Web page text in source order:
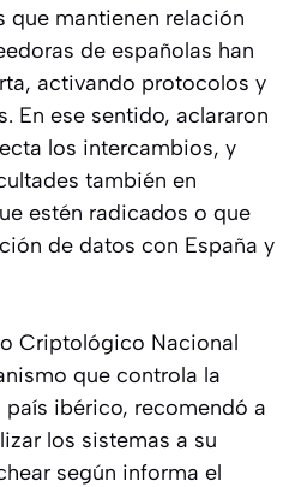
que mantienen relación
de españolas han
activando protocolos y
En ese sentido, aclararon
los intercambios, y
también en
estén radicados o que
de datos con España y
Criptológico Nacional
que controla la
ibérico, recomendó a
los sistemas a su
según informa el